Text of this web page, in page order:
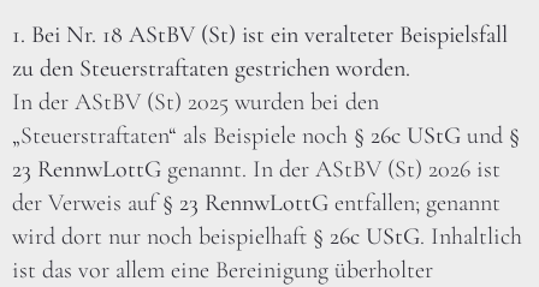
1. Bei Nr. 18 AStBV (St) ist ein veralteter Beispielsfall
zu den Steuerstraftaten gestrichen worden.
In der AStBV (St) 2025 wurden bei den
„Steuerstraftaten“ als Beispiele noch § 26c UStG und §
23 RennwLottG genannt. In der AStBV (St) 2026 ist
der Verweis auf§ 23 RennwLottG entfallen; genannt
wird dort nur noch beispielhaft § 26c UStG. Inhaltlich
ist das vor allem eine Bereinigung überholter